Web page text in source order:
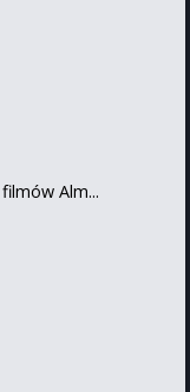
Alm...